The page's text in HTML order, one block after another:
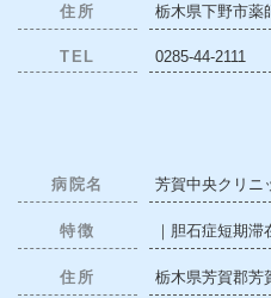
住所 栃木県下野市薬
TEL 0285-44-2111
病院名 芳賀中央クリニ
特徴 ｜胆石症短期滞
住所 栃木県芳賀郡芳